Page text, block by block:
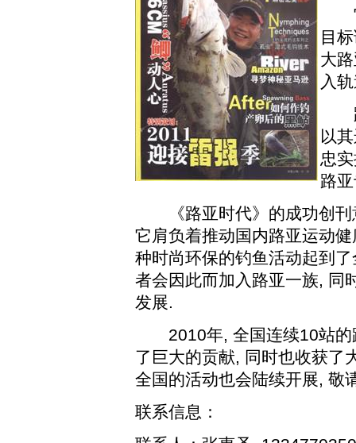
它
目
大
入
路
以
忠
路
《路亚时代》的成功创刊
它肩负着推动国内路亚运动
种时尚环保的钓鱼活动起到
者会因此而加入路亚一族, 同
发展.
2010年, 全国连续10站的
了巨大的贡献, 同时也收获了
全国的活动也会陆续开展, 敬
联系信息：